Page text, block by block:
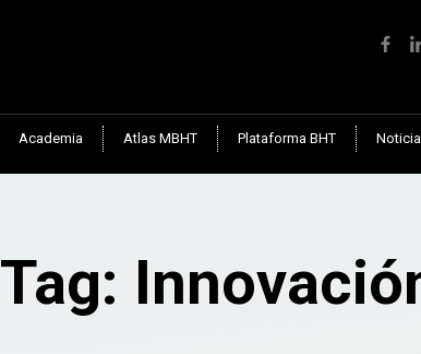
Academia Atlas MBHT Plataforma BHT
Tag: